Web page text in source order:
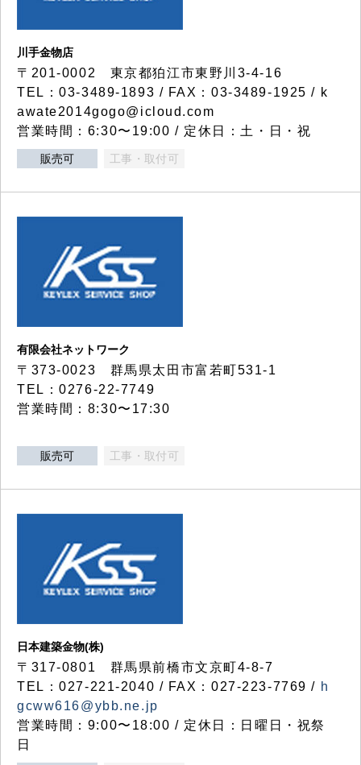
川手金物店
〒201-0002 東京都狛江市東野川3-4-16
TEL：03-3489-1893 / FAX：03-3489-1925 / k
awate2014gogo@icloud.com
営業時間：6:30〜19:00 / 定休日：土・日・祝
販売可 工事・取付可
有限会社ネットワーク
〒373-0023 群馬県太田市富若町531-1
TEL：0276-22-7749
営業時間：8:30〜17:30
販売可 工事・取付可
日本建築金物(株)
〒317‐0801 群馬県前橋市文京町4-8-7
TEL：027-221-2040 / FAX：027-223-7769 / h
gcww616@ybb.ne.jp
営業時間：9:00〜18:00 / 定休日：日曜日・祝祭
日